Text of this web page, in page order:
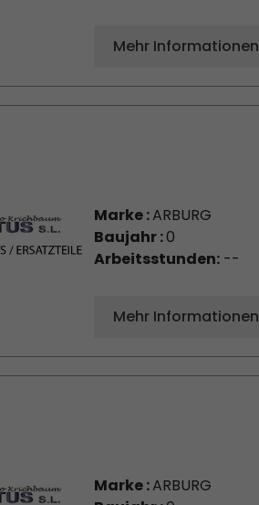
Mehr Informationen
Marke :ARBURG
Baujahr :0
Arbeitsstunden:--
Mehr Informationen
Marke :ARBURG